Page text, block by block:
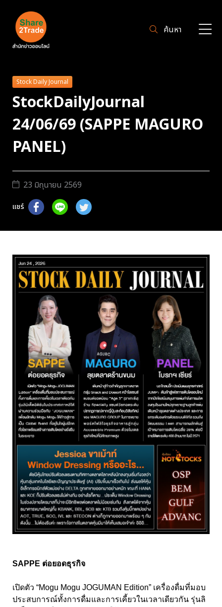
ค้นหา
Stock Daily Journal
StockDailyJournal
24/06/69 (SAPPE MAGURO
PANEL)
23 มิถุนายน 2569
แชร์
SAPPE ต่อยอดธุรกิจ
เปิดตัว “Mogu Mogu JOGUMAN Edition” เครื่องดื่มที่มอบ
ประสบการณ์ทั้งการดื่มและการเคี้ยวในเวลาเดียวกัน รุ่นลิ